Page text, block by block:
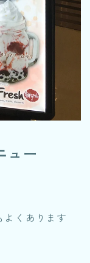
ュー
くあります